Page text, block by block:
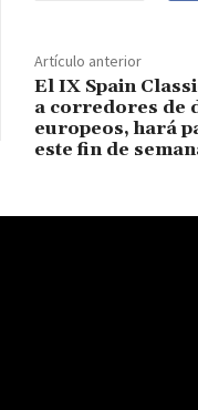
Artículo anterior
El IX Spain
a corredores de
europeos, hará
este fin de